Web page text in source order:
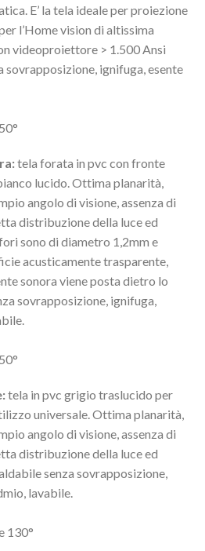
E’ la tela ideale per proiezione
l’Home vision di altissima
videoproiettore > 1.500 Ansi
sovrapposizione, ignifuga, esente
tela forata in pvc con fronte
lucido. Ottima planarità,
angolo di visione, assenza di
distribuzione della luce ed
sono di diametro 1,2mm e
acusticamente trasparente,
sonora viene posta dietro lo
sovrapposizione, ignifuga,
tela in pvc grigio traslucido per
universale. Ottima planarità,
angolo di visione, assenza di
distribuzione della luce ed
senza sovrapposizione,
lavabile.
130°